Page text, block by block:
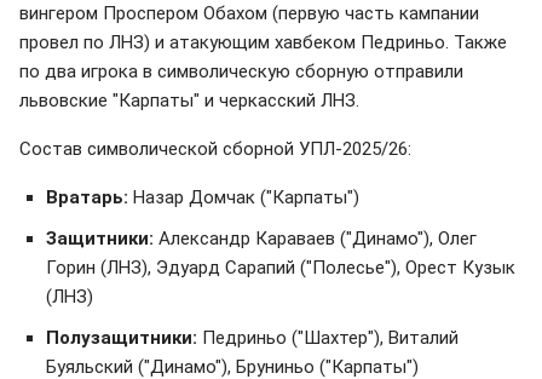
вингером Проспером Обахом (первую часть кампании
провел по ЛНЗ) и атакующим хавбеком Педриньо. Также
по два игрока в символическую сборную отправили
львовские "Карпаты" и черкасский ЛНЗ.
Состав символической сборной УПЛ-2025/26:
Вратарь: Назар Домчак ("Карпаты")
Защитники: Александр Караваев ("Динамо"), Олег
Горин (ЛНЗ), Эдуард Сарапий ("Полесье"), Орест Кузык
(ЛНЗ)
Полузащитники: Педриньо ("Шахтер"), Виталий
Буяльский ("Динамо"), Бруниньо ("Карпаты")